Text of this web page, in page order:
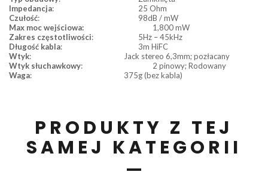
Impedancja:
25 Ohm
Czułość:
98dB / mW
Max moc wejściowa:
1,800 mW
Zakres częstotliwości:
5Hz – 45kHz
Długość kabla:
3m HiFC
Wtyk:
Jack stereo 6,3mm; pozłacany
Wtyk słuchawkowy:
2 pinowy; Rodowany
Waga: 375g (bez kabla)
PRODUKTY Z TEJ
SAMEJ KATEGORII